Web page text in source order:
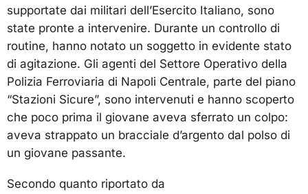
supportate dai militari dell’Esercito Italiano, sono
state pronte a intervenire. Durante un controllo di
routine, hanno notato un soggetto in evidente stato
di agitazione. Gli agenti del Settore Operativo della
Polizia Ferroviaria di Napoli Centrale, parte del piano
“Stazioni Sicure”, sono intervenuti e hanno scoperto
che poco prima il giovane aveva sferrato un colpo:
aveva strappato un bracciale d’argento dal polso di
un giovane passante.
Secondo quanto riportato da